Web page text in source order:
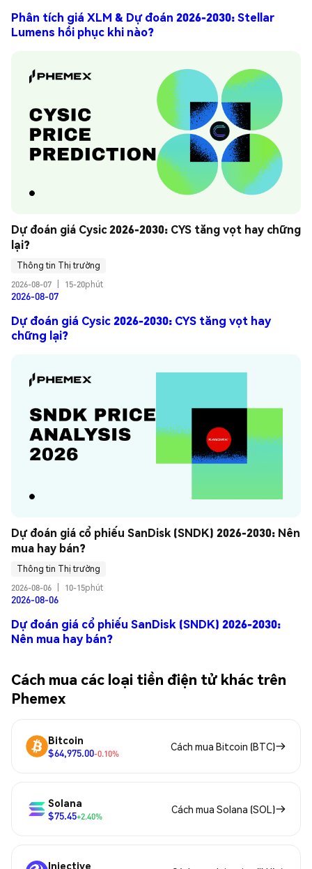
Phân tích giá XLM & Dự đoán 2026-2030: Stellar
Lumens hồi phục khi nào?
Dự đoán giá Cysic 2026-2030: CYS tăng vọt hay chững
lại?
Thông tin Thị trường
2026-08-07
15-20phút
2026-08-07
Dự đoán giá Cysic 2026-2030: CYS tăng vọt hay
chững lại?
Dự đoán giá cổ phiếu SanDisk (SNDK) 2026-2030: Nên
mua hay bán?
Thông tin Thị trường
2026-08-06
10-15phút
2026-08-06
Dự đoán giá cổ phiếu SanDisk (SNDK) 2026-2030:
Nên mua hay bán?
Cách mua các loại tiền điện tử khác trên
Phemex
Bitcoin
$64,975.00-0.10%
Cách mua Bitcoin (BTC)
Solana
$75.45+2.40%
Cách mua Solana (SOL)
Injective